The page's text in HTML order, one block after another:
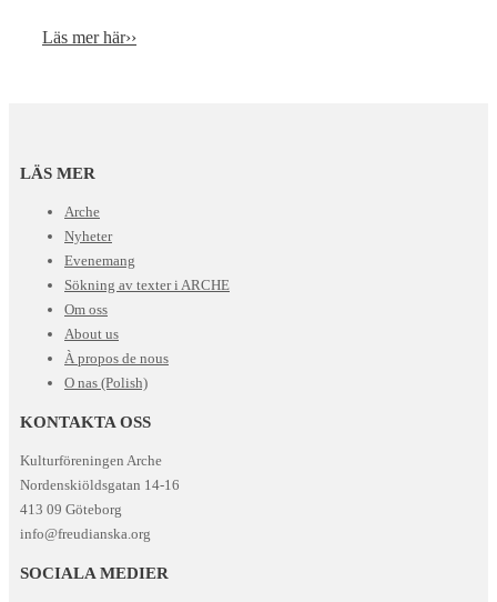
Läs mer här››
LÄS MER
Arche
Nyheter
Evenemang
Sökning av texter i ARCHE
Om oss
About us
À propos de nous
O nas (Polish)
KONTAKTA OSS
Kulturföreningen Arche
Nordenskiöldsgatan 14-16
413 09 Göteborg
info@freudianska.org
SOCIALA MEDIER